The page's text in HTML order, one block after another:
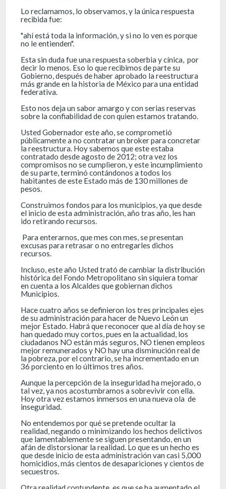
Lo reclamamos, lo observamos, y la única respuesta
recibida fue:
"ahí está toda la información, y si no lo ven es porque
no le entienden".
Esta sin duda fue una respuesta soberbia y cínica, por
decir lo menos. Eso lo que recibimos de parte su
Gobierno, después de haber aprobado la reestructura
más grande en la historia de México para una entidad
federativa.
Esto nos deja un sabor amargo y con serias reservas
sobre la confiabilidad de con quien estamos tratando.
Usted Gobernador este año, se comprometió
públicamente a no contratar un broker para concretar
la reestructura. Hoy sabemos que este estaba
contratado desde agosto de 2012; otra vez los
compromisos no se cumplieron, y este incumplimiento
de su parte, terminó contándonos a todos los
habitantes de este Estado más de 130 millones de
pesos.
Construimos fondos para los municipios, ya que desde
el inicio de esta administración, año tras año, les han
ido retirando recursos.
Para enterarnos, que mes con mes, se presentan
excusas para retrasar o no entregarles dichos
recursos.
Incluso, este año Usted trató de cambiar la distribución
histórica del Fondo Metropolitano sin siquiera tomar
en cuenta a los Alcaldes que gobiernan dichos
Municipios.
Hace cuatro años se definieron los tres principales ejes
de su administración para hacer de Nuevo León un
mejor Estado. Habrá que reconocer que al día de hoy se
han quedado muy cortos, pues en la actualidad, los
ciudadanos NO están más seguros, NO tienen empleos
mejor remunerados y NO hay una disminución real de
la pobreza, por el contrario, se ha incrementado en un
36 porciento en lo últimos tres años.
Aunque la percepción de la inseguridad ha mejorado, o
tal vez, ya nos acostumbramos a sobrevivir con ella.
Hoy otra vez estamos inmersos en una nueva ola de
inseguridad.
No entendemos por qué se pretende ocultar la
realidad, negando o minimizando los hechos delictivos
que lamentablemente se siguen presentando, en un
afán de distorsionar la realidad. Lo que es un hecho es
que desde inicio de esta administración van casi 5,000
homicidios, más cientos de desapariciones y cientos de
secuestros.